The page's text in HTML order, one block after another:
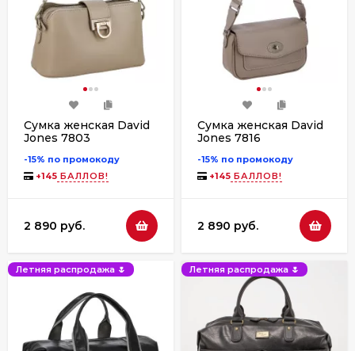
Сумка женская David
Jones 7803
-15% по промокоду
+145 БАЛЛОВ!
2 890 руб.
Сумка женская David
Jones 7816
-15% по промокоду
+145 БАЛЛОВ!
2 890 руб.
Летняя распродажа 🌷 Летняя распродажа 🌷